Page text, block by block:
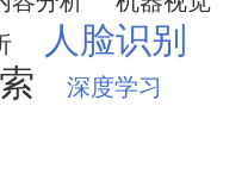
人脸识别
深度学习